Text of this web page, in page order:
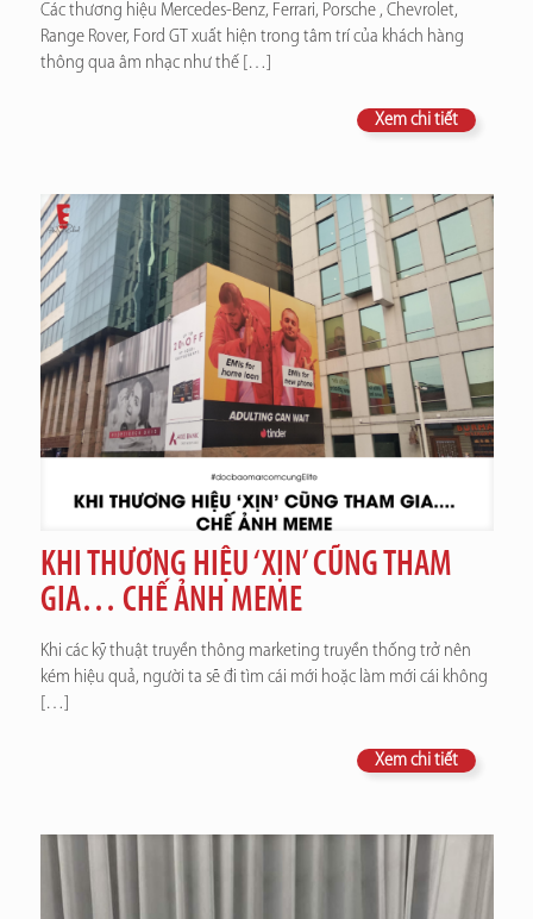
Các thương hiệu Mercedes-Benz, Ferrari, Porsche , Chevrolet,
Range Rover, Ford GT xuất hiện trong tâm trí của khách hàng
thông qua âm nhạc như thế[…]
Xem chi tiết
KHI THƯƠNG HIỆU ‘XỊN’ CŨNG THAM
GIA… CHẾ ẢNH MEME
Khi các kỹ thuật truyền thông marketing truyền thống trở nên
kém hiệu quả, người ta sẽ đi tìm cái mới hoặc làm mới cái không
[…]
Xem chi tiết